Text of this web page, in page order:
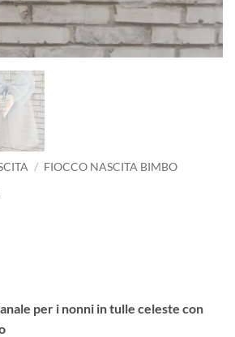
/ FIOCCO NASCITA BIMBO
per i nonni in tulle celeste con